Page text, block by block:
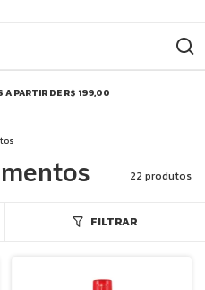
A PARTIR DE R$ 199,00
22 produtos
FILTRAR